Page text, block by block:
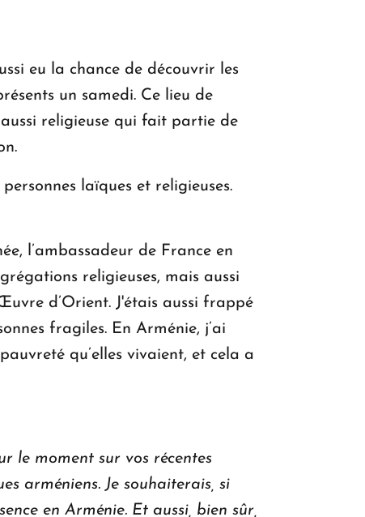
eu la chance de découvrir les
un samedi. Ce lieu de
religieuse qui fait partie de
laïques et religieuses.
l’ambassadeur de France en
religieuses, mais aussi
d’Orient. J'étais aussi frappé
fragiles. En Arménie, j’ai
qu’elles vivaient, et cela a
le moment sur vos récentes
arméniens. Je souhaiterais, si
en Arménie. Et aussi, bien sûr,